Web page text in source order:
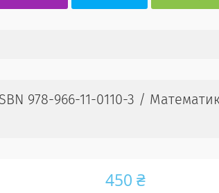
978-966-11-0110-3 /
450 ₴